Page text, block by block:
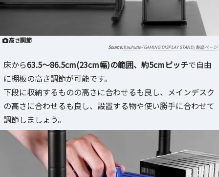
高さ調節
Bauhutte「GAMING DISPLAY STAND」製品ページ
床から63.5～86.5cm(23cm幅)の範囲、約5cmピッチで自由
に棚板の高さ調節が可能です。
下段に収納するものの高さに合わせるも良し、メインデスク
の高さに合わせるも良し、設置する物や使い勝手に合わせて
調節しましょう。